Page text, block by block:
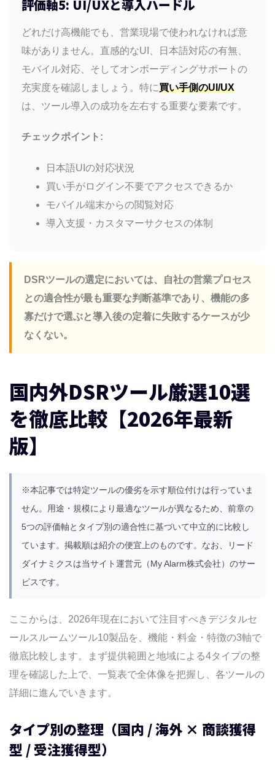
評価軸5: UI/UXと導入ハードル
どれだけ高機能でも、営業現場で使われなければ意
味がありません。直感的なUI、日本語対応の有無、
モバイル対応、そしてオンボーディングサポートの
充実度を確認しましょう。特に買い手側のUI/UX
は、ツール導入の成功を左右する重要な要素です。
チェックポイント:
日本語UIの対応状況
買い手がログイン不要でアクセスできるか
モバイル端末からの閲覧対応
導入支援・カスタマーサクセスの体制
DSRツールの選定においては、自社の営業プロセス
との適合性が最も重要な判断基準であり、機能の多
寡だけで選ぶと導入後の定着に失敗するケースが少
なくない。
国内外DSRツール厳選10選
を徹底比較【2026年最新
版】
※本記事では特定ツールの優劣を示す順位付けは行っていま
せん。用途・規模により最適なツールが異なるため、前章の
5つの評価軸とタイプ別の適合性に基づいて中立的に比較し
ています。掲載順は紹介の便宜上のものです。なお、リード
ダイナミクスは当サイト運営元（My Alarm株式会社）のサー
ビスです。
ここからは、2026年現在において注目すべきデジタルセ
ールスルームツール10製品を、機能・料金・特徴の3軸で
徹底比較します。まず提供範囲と地域による4タイプの整
理を確認した上で、一覧表で全体像を把握し、各ツールの
詳細に進んでいきます。
タイプ別の整理（国内 / 海外 × 商談獲得
型 / 受注獲得型）